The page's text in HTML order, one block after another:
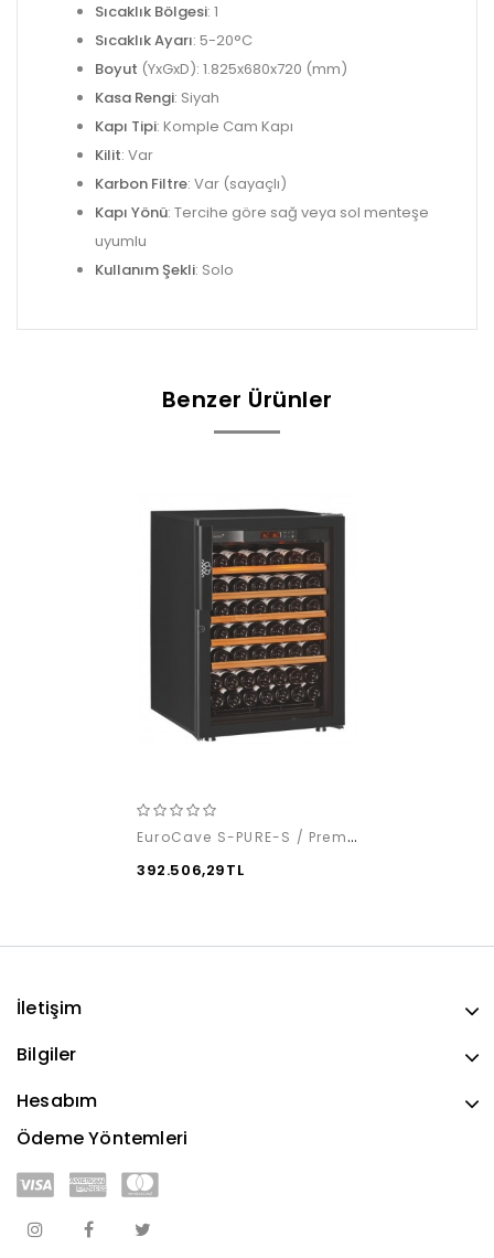
Sıcaklık Bölgesi: 1
Sıcaklık Ayarı: 5-20°C
Boyut (YxGxD): 1.825x680x720 (mm)
Kasa Rengi: Siyah
Kapı Tipi: Komple Cam Kapı
Kilit: Var
Karbon Filtre: Var (sayaçlı)
Kapı Yönü: Tercihe göre sağ veya sol menteşe
uyumlu
Kullanım Şekli: Solo
Benzer Ürünler
EuroCave S-PURE-S / Premium Pack
392.506,29TL
İletişim
Bilgiler
Hesabım
Ödeme Yöntemleri